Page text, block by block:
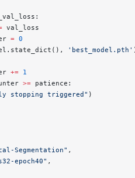
val_loss
= 0
'best_model.pth'
+= 1
>= patience:
stopping triggered" )
Segmentation" ,
epoch40" ,